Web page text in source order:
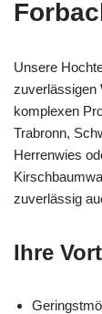
Unsere
zuverlässigen
komplexen
Trabronn,
Herrenwies
zuverlässig
Ihre